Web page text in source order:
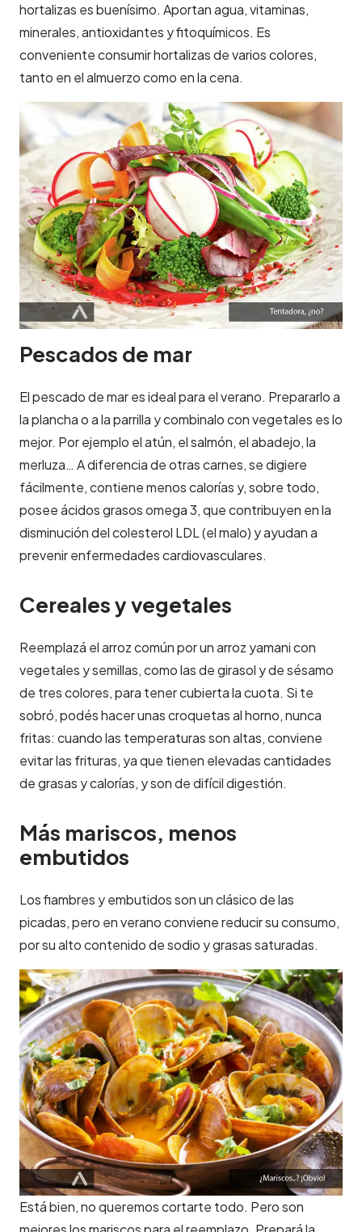
hortalizas es buenísimo. Aportan agua, vitaminas,
minerales, antioxidantes y fitoquímicos. Es
conveniente consumir hortalizas de varios colores,
tanto en el almuerzo como en la cena.
Pescados de mar
El pescado de mar es ideal para el verano. Prepararlo a
la plancha o a la parrilla y combinalo con vegetales es lo
mejor. Por ejemplo el atún, el salmón, el abadejo, la
merluza… A diferencia de otras carnes, se digiere
fácilmente, contiene menos calorías y, sobre todo,
posee ácidos grasos omega 3, que contribuyen en la
disminución del colesterol LDL (el malo) y ayudan a
prevenir enfermedades cardiovasculares.
Cereales y vegetales
Reemplazá el arroz común por un arroz yamani con
vegetales y semillas, como las de girasol y de sésamo
de tres colores, para tener cubierta la cuota. Si te
sobró, podés hacer unas croquetas al horno, nunca
fritas: cuando las temperaturas son altas, conviene
evitar las frituras, ya que tienen elevadas cantidades
de grasas y calorías, y son de difícil digestión.
Más mariscos, menos
embutidos
Los fiambres y embutidos son un clásico de las
picadas, pero en verano conviene reducir su consumo,
por su alto contenido de sodio y grasas saturadas.
Está bien, no queremos cortarte todo. Pero son